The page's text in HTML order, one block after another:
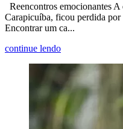
Reencontros emocionantes
Carapicuíba, ficou perdida
Encontrar um ca...
continue lendo